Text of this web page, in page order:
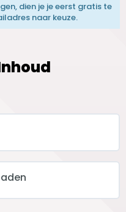
dien je je eerst gratis te
naar keuze.